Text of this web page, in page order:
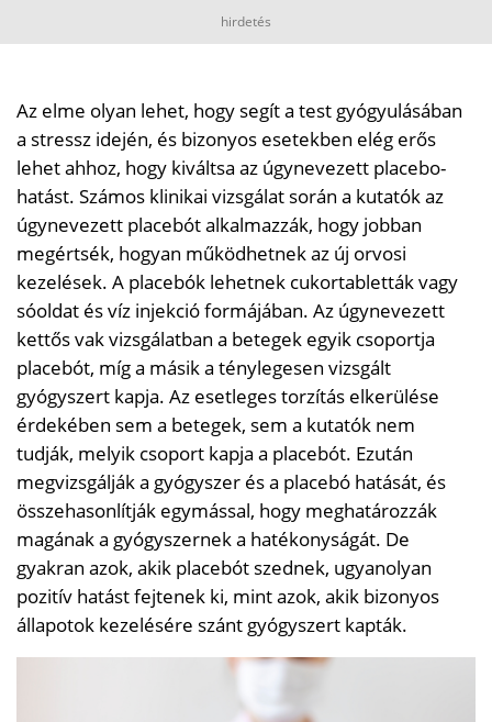
hirdetés
Az elme olyan lehet, hogy segít a test gyógyulásában
a stressz idején, és bizonyos esetekben elég erős
lehet ahhoz, hogy kiváltsa az úgynevezett placebo-
hatást. Számos klinikai vizsgálat során a kutatók az
úgynevezett placebót alkalmazzák, hogy jobban
megértsék, hogyan működhetnek az új orvosi
kezelések. A placebók lehetnek cukortabletták vagy
sóoldat és víz injekció formájában. Az úgynevezett
kettős vak vizsgálatban a betegek egyik csoportja
placebót, míg a másik a ténylegesen vizsgált
gyógyszert kapja. Az esetleges torzítás elkerülése
érdekében sem a betegek, sem a kutatók nem
tudják, melyik csoport kapja a placebót. Ezután
megvizsgálják a gyógyszer és a placebó hatását, és
összehasonlítják egymással, hogy meghatározzák
magának a gyógyszernek a hatékonyságát. De
gyakran azok, akik placebót szednek, ugyanolyan
pozitív hatást fejtenek ki, mint azok, akik bizonyos
állapotok kezelésére szánt gyógyszert kapták.